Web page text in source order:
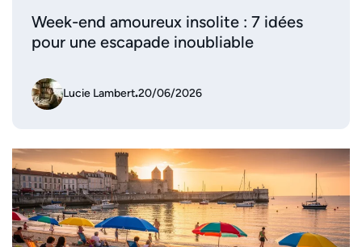
Week-end amoureux insolite : 7 idées
pour une escapade inoubliable
Lucie Lambert.20/06/2026